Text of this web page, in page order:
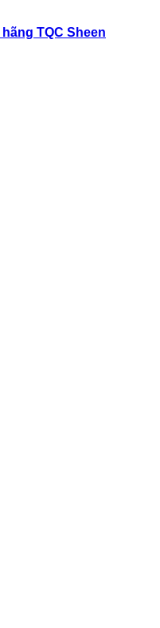
TQC Sheen